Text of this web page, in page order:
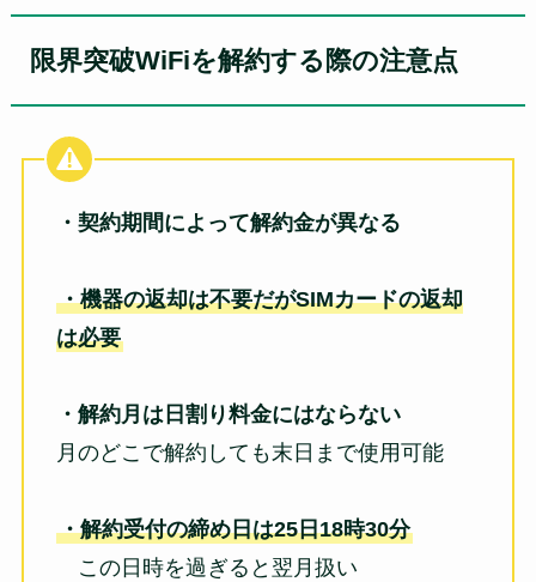
限界突破WiFiを解約する際の注意点
・契約期間によって解約金が異なる
・機器の返却は不要だがSIMカードの返却
は必要
・解約月は日割り料金にはならない
月のどこで解約しても末日まで使用可能
・解約受付の締め日は25日18時30分
この日時を過ぎると翌月扱い